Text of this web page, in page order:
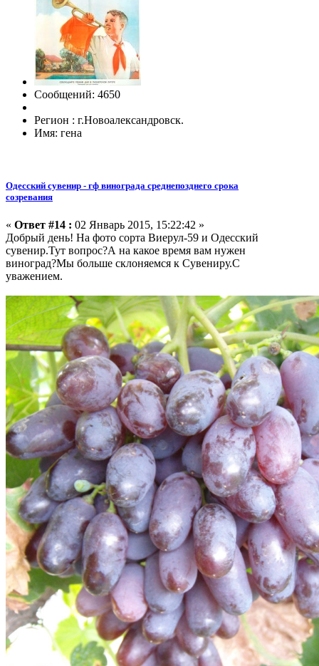
Сообщений: 4650
Регион : г.Новоалександровск.
Имя: гена
Одесский сувенир - гф винограда среднепозднего срока
созревания
« Ответ #14 : 02 Январь 2015, 15:22:42 »
Добрый день! На фото сорта Виерул-59 и Одесский
сувенир.Тут вопрос?А на какое время вам нужен
виноград?Мы больше склоняемся к Сувениру.С
уважением.